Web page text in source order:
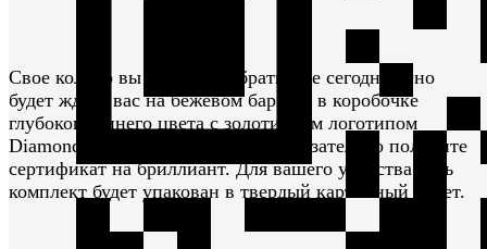
Свое кольцо вы сможете забрать уже сегодня. Оно
будет ждать вас на бежевом бархате в коробочке
глубокого синего цвета с золотистым логотипом
Diamond Club. Вместе с ним вы обязательно получите
сертификат на бриллиант. Для вашего удобства весь
комплект будет упакован в твердый картонный пакет.